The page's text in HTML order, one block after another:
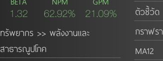
1.32 62.92% 21.09%
ทรัพยากร >> พลังงานและ
สาธารณูปโภค
ตัวชี้วัด
กราฟร
MA12